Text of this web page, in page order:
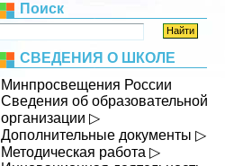
Поиск
СВЕДЕНИЯ О ШКОЛЕ
Минпросвещения России
Сведения об образовательной
организации ▷
Дополнительные документы ▷
Методическая работа ▷